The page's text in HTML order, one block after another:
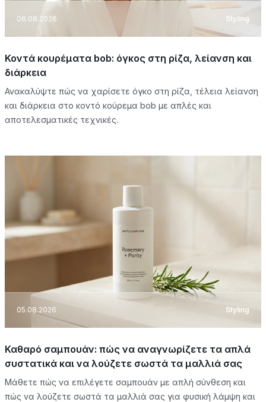
06.08.2026 Styling
Κοντά κουρέματα bob: όγκος στη ρίζα, λείανση και
διάρκεια
Ανακαλύψτε πώς να χαρίσετε όγκο στη ρίζα, τέλεια λείανση
και διάρκεια στο κοντό κούρεμα bob με απλές και
αποτελεσματικές τεχνικές.
05.08.2026 Styling
Καθαρό σαμπουάν: πώς να αναγνωρίζετε τα απλά
συστατικά και να λούζετε σωστά τα μαλλιά σας
Μάθετε πώς να επιλέγετε σαμπουάν με απλή σύνθεση και
πώς να λούζετε σωστά τα μαλλιά σας για φυσική λάμψη και